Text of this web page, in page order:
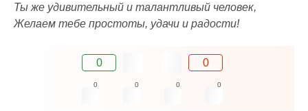
Ты же удивительный и талантливый человек,
Желаем тебе простоты, удачи и радости!
0 0
0 0 0 0